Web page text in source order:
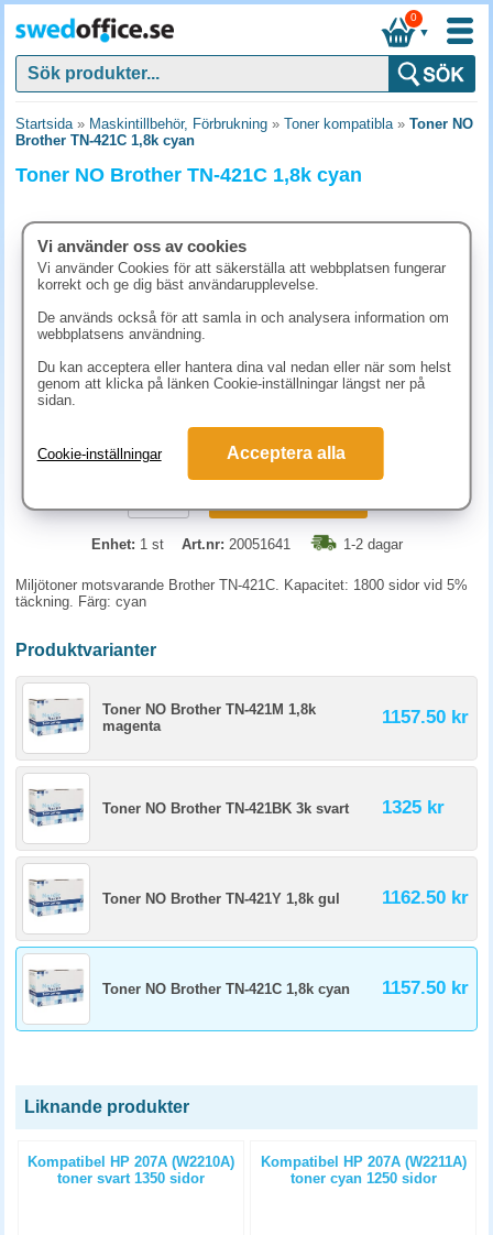
▼
0
Startsida» Maskintillbehör, Förbrukning » Toner kompatibla» Toner NO
Brother TN-421C 1,8k cyan
Toner NO Brother TN-421C 1,8k cyan
1157.50 kr (inkl. moms)
Enhet: 1 st Art.nr: 20051641 1-2 dagar
Miljötoner motsvarande Brother TN-421C. Kapacitet: 1800 sidor vid 5%
täckning. Färg: cyan
Produktvarianter
Toner NO Brother TN-421M 1,8k
magenta
1157.50 kr
Toner NO Brother TN-421BK 3k svart 1325 kr
Toner NO Brother TN-421Y 1,8k gul 1162.50 kr
Toner NO Brother TN-421C 1,8k cyan 1157.50 kr
Liknande produkter
Kompatibel HP 207A (W2210A)
toner svart 1350 sidor
Kompatibel HP 207A (W2211A)
toner cyan 1250 sidor
Vi använder oss av cookies
Vi använder Cookies för att säkerställa att webbplatsen fungerar
korrekt och ge dig bäst användarupplevelse.
De används också för att samla in och analysera information om
webbplatsens användning.
Du kan acceptera eller hantera dina val nedan eller när som helst
genom att klicka på länken Cookie-inställningar längst ner på
sidan.
Cookie-inställningar Acceptera alla